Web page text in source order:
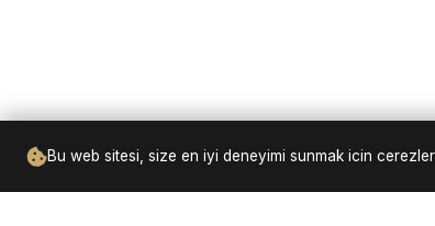
Bu web sitesi, size en iyi deneyimi sunmak icin